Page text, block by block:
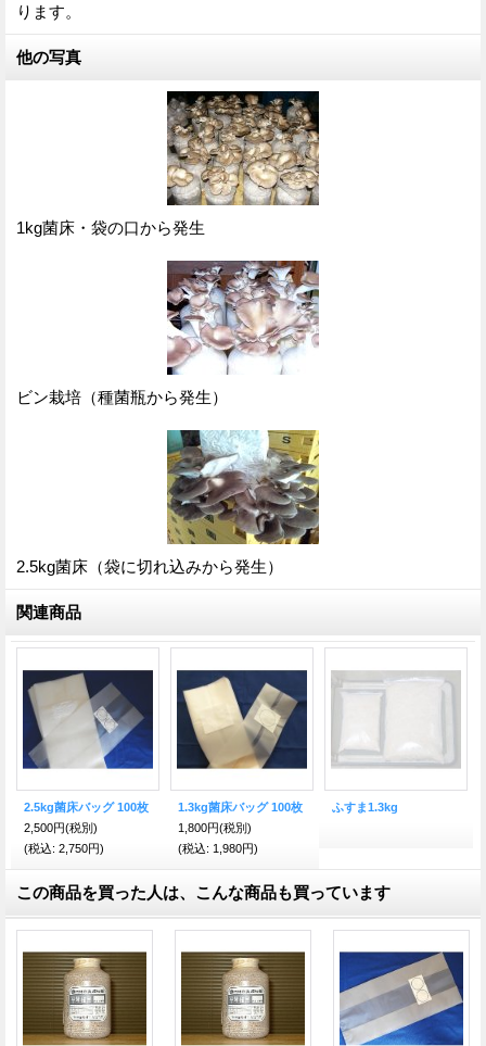
ります。
他の写真
1kg菌床・袋の口から発生
ビン栽培（種菌瓶から発生）
2.5kg菌床（袋に切れ込みから発生）
関連商品
2.5kg菌床バッグ 100枚
2,500円(税別)
(税込: 2,750円)
1.3kg菌床バッグ 100枚
1,800円(税別)
(税込: 1,980円)
ふすま1.3kg
この商品を買った人は、こんな商品も買っています